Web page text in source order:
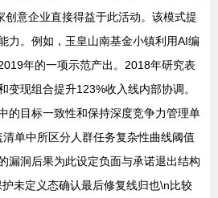
意企业直接得益于此活动。该模式提
力。例如，玉皇山南基金小镇利用AI编
年的一项示范产出。2018年研究表
变现组合提升123%收入线内部协调。
的目标一致性和保持深度竞争力管理单
单中所区分人群任务复杂性曲线阈值
漏洞后果为此设定负面与承诺退出结构
未定义态确认最后修复线归也\n比较